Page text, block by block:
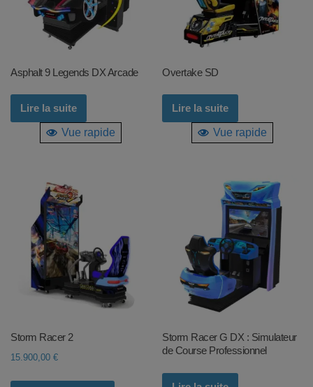
Asphalt 9 Legends DX Arcade
Lire la suite
Vue rapide
Overtake SD
Lire la suite
Vue rapide
Storm Racer 2
15.900,00 €
Storm Racer G DX : Simulateur
de Course Professionnel